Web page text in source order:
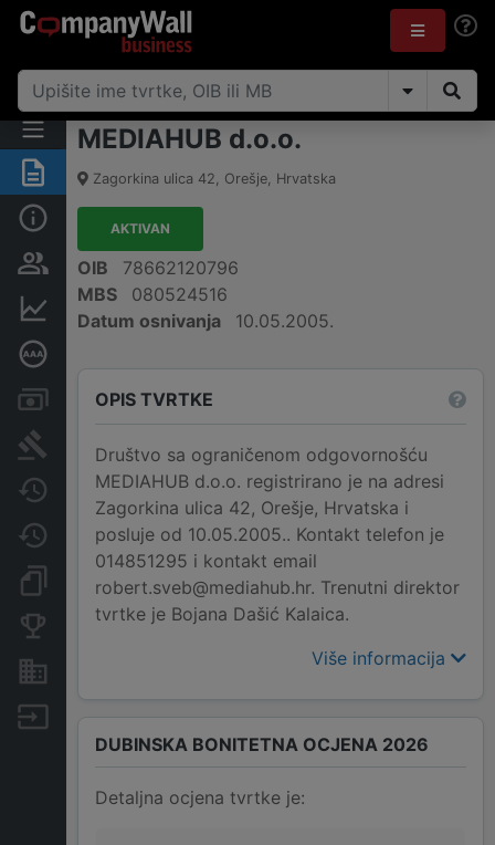
Sažetak
Osobe i vlasništvo
Računi i blokade
Sudske objave
Javne nabavke
Promjene
Dokumenti i objave
Konkurentske tvrtke
Izvoz
MEDIAHUB d.o.o.
Zagorkina ulica 42, Orešje, Hrvatska
AKTIVAN
OIB
78662120796
MBS
080524516
Datum osnivanja
10.05.2005.
OPIS TVRTKE
Društvo sa ograničenom odgovornošću
MEDIAHUB d.o.o. registrirano je na adresi
Zagorkina ulica 42, Orešje, Hrvatska i
posluje od 10.05.2005.. Kontakt telefon je
014851295 i kontakt email
robert.sveb@mediahub.hr. Trenutni direktor
tvrtke je Bojana Dašić Kalaica.
Više informacija
DUBINSKA BONITETNA OCJENA 2026
Detaljna ocjena tvrtke je: